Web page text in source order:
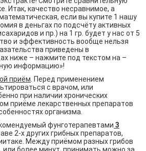
Итак, качество несравнимое, а
если вы купите 1 нашу
в деньгах по подсчёту активных
и пр.) на 1 гр. будет у нас от 5
и эффективность вообще нельзя
приведены в
ниже – нажмите под текстом на –
информацию»!
приём . Перед применением
с врачом, или
при наличии хронических
приёме лекарственных препаратов
организма.
фунготерапевтами 3
2-х других грибных препаратов,
Между приёмом разных грибов